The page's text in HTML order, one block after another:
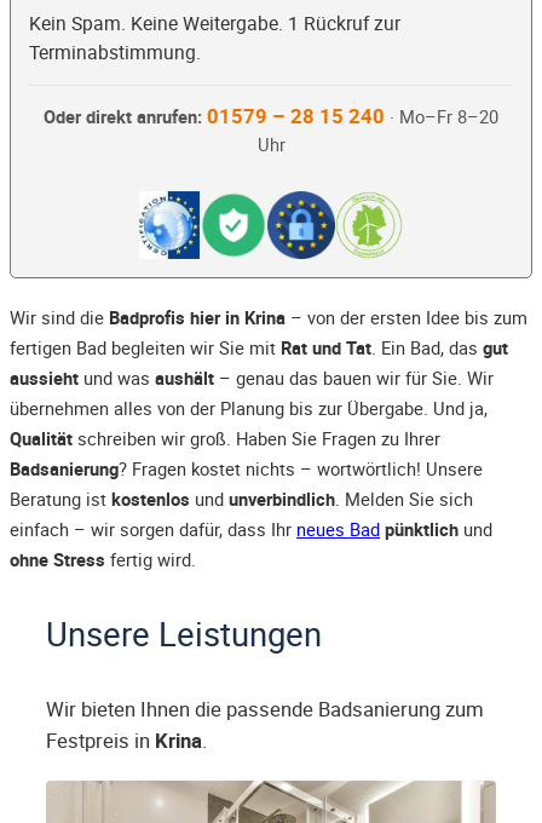
Kein Spam. Keine Weitergabe. 1 Rückruf zur
Terminabstimmung.
Oder direkt anrufen: 01579 – 28 15 240 · Mo–Fr 8–20
Uhr
Wir sind die Badprofis hier in Krina – von der ersten Idee bis zum
fertigen Bad begleiten wir Sie mit Rat und Tat. Ein Bad, das gut
aussieht und was aushält – genau das bauen wir für Sie. Wir
übernehmen alles von der Planung bis zur Übergabe. Und ja,
Qualität schreiben wir groß. Haben Sie Fragen zu Ihrer
Badsanierung? Fragen kostet nichts – wortwörtlich! Unsere
Beratung ist kostenlos und unverbindlich. Melden Sie sich
einfach – wir sorgen dafür, dass Ihr neues Bad pünktlich und
ohne Stress fertig wird.
Unsere Leistungen
Wir bieten Ihnen die passende Badsanierung zum
Festpreis in Krina.